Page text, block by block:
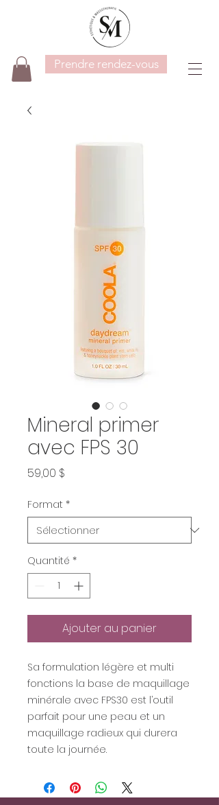
Prendre rendez-vous
Mineral primer
avec FPS 30
59,00 $
Format *
Quantité *
Ajouter au panier
Sa formulation légère et multi
fonctions la base de maquillage
minérale avec FPS30 est l’outil
parfait pour une peau et un
maquillage radieux qui durera
toute la journée.